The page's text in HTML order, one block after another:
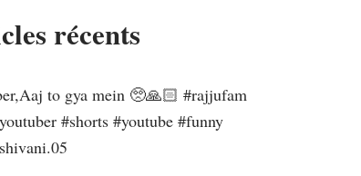
récents
to gya mein 🥺🙏🏻 #rajjufam
#shorts #youtube #funny